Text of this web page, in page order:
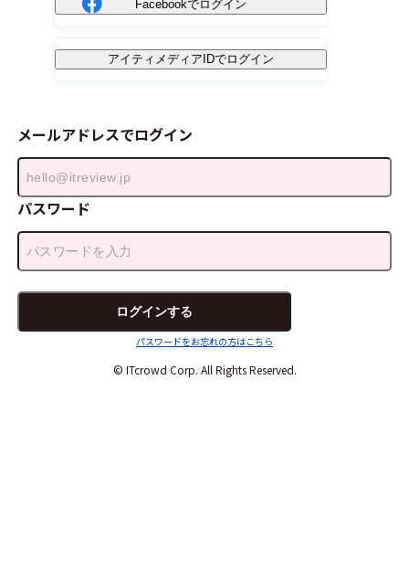
Facebookでログイン
アイティメディアIDでログイン
メールアドレスでログイン
パスワード
パスワードをお忘れの方はこちら
© ITcrowd Corp. All Rights Reserved.